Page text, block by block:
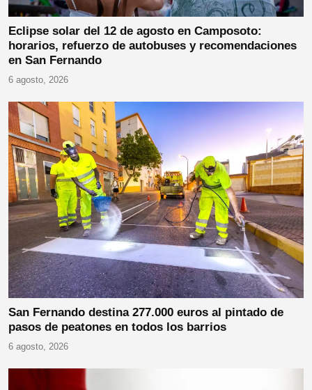
Eclipse solar del 12 de agosto en Camposoto:
horarios, refuerzo de autobuses y recomendaciones
en San Fernando
6 agosto, 2026
San Fernando destina 277.000 euros al pintado de
pasos de peatones en todos los barrios
6 agosto, 2026